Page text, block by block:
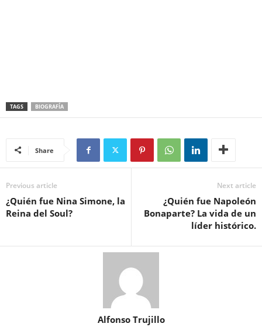
TAGS BIOGRAFÍA
Share
Previous article
¿Quién fue Nina Simone, la
Reina del Soul?
Next article
¿Quién fue Napoleón
Bonaparte? La vida de un
líder histórico.
Alfonso Trujillo